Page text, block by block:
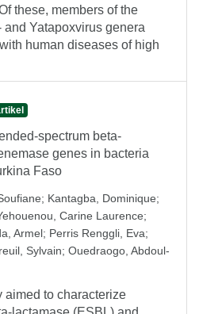
these, members of the
Yatapoxvirus genera
human diseases of high
spectrum beta-
genes in bacteria
Faso
; Kantagba, Dominique;
Carine Laurence;
Armel; Perris Renggli, Eva;
Sylvain; Ouedraogo, Abdoul-
aimed to characterize